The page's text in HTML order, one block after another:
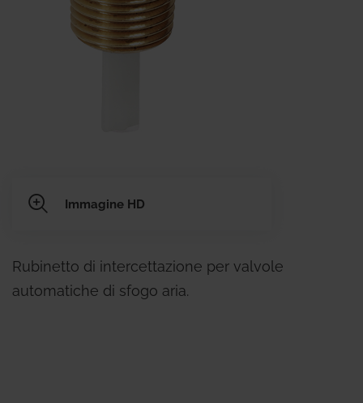
Immagine HD
Rubinetto di intercettazione per valvole
automatiche di sfogo aria.